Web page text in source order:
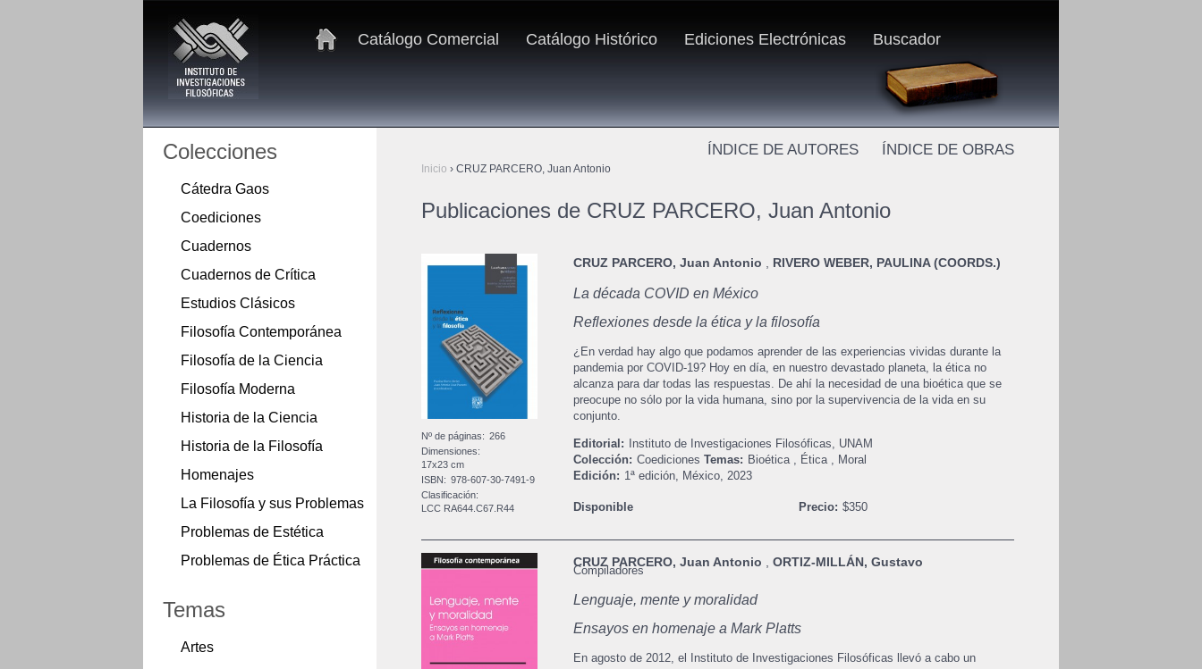
Catálogo Comercial Catálogo Histórico Ediciones Electrónicas Buscador
ÍNDICE DE AUTORES ÍNDICE DE OBRAS
Inicio › CRUZ PARCERO, Juan Antonio
Publicaciones de CRUZ PARCERO, Juan Antonio
Nº de páginas: 266
Dimensiones:
17x23 cm
ISBN: 978-607-30-7491-9
Clasificación:
LCC RA644.C67.R44
CRUZ PARCERO, Juan Antonio RIVERO WEBER, PAULINA (COORDS.)
La década COVID en México
Reflexiones desde la ética y la filosofía
¿En verdad hay algo que podamos aprender de las experiencias vividas durante la
pandemia por COVID-19? Hoy en día, en nuestro devastado planeta, la ética no
alcanza para dar todas las respuestas. De ahí la necesidad de una bioética que se
preocupe no sólo por la vida humana, sino por la supervivencia de la vida en su
conjunto.
Editorial:
Instituto de Investigaciones Filosóficas, UNAM
Colección: Coediciones Temas: Bioética, Ética,
Moral
Edición: 1ª edición, México, 2023
Disponible Precio: $350
CRUZ PARCERO, Juan Antonio ORTIZ-MILLÁN, Gustavo
Compiladores
Lenguaje, mente y moralidad
Ensayos en homenaje a Mark Platts
En agosto de 2012, el Instituto de Investigaciones Filosóficas llevó a cabo un
Colecciones
Cátedra Gaos
Coediciones
Cuadernos
Cuadernos de Crítica
Estudios Clásicos
Filosofía Contemporánea
Filosofía de la Ciencia
Filosofía Moderna
Historia de la Ciencia
Historia de la Filosofía
Homenajes
La Filosofía y sus Problemas
Problemas de Estética
Problemas de Ética Práctica
Temas
Artes